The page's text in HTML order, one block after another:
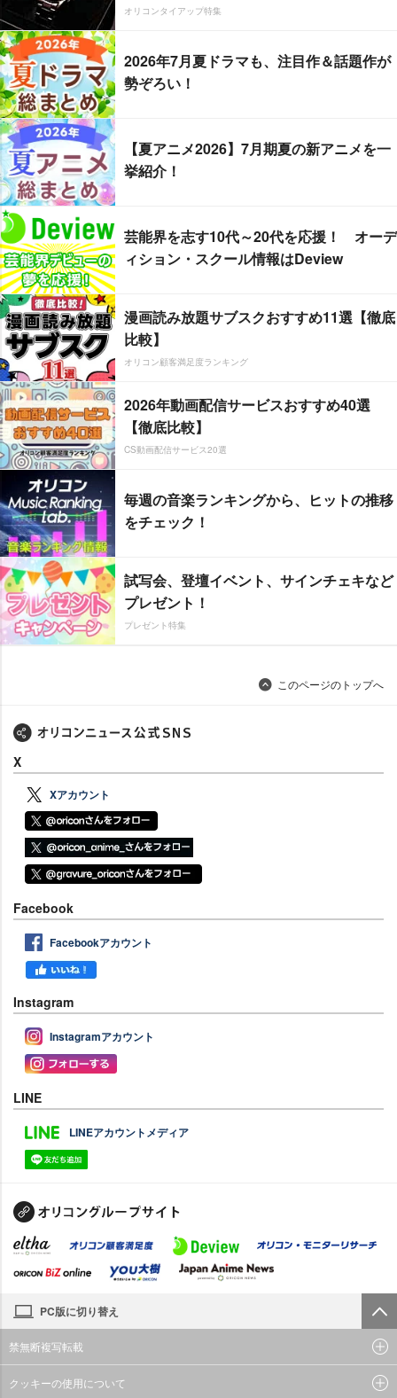
オリコンタイアップ特集
2026年7月夏ドラマも、注目作＆話題作が
勢ぞろい！
【夏アニメ2026】7月期夏の新アニメを一
挙紹介！
芸能界を志す10代～20代を応援！ オーデ
ィション・スクール情報はDeview
漫画読み放題サブスクおすすめ11選【徹底
比較】
オリコン顧客満足度ランキング
2026年動画配信サービスおすすめ40選
【徹底比較】
CS動画配信サービス20選
毎週の音楽ランキングから、ヒットの推移
をチェック！
試写会、登壇イベント、サインチェキなど
プレゼント！
プレゼント特集
このページのトップへ
X
Xアカウント
Facebook
Facebookアカウント
Instagram
Instagramアカウント
LINE
LINEアカウントメディア
PC版に切り替え
禁無断複写転載
クッキーの使用について